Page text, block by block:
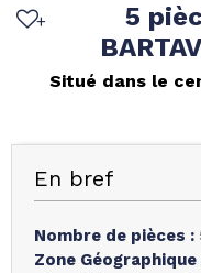
5
Situé dans le
En bref
Nombre de pièces :
Zone Géographique